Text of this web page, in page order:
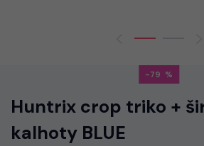
-79
Huntrix crop triko +
kalhoty BLUE